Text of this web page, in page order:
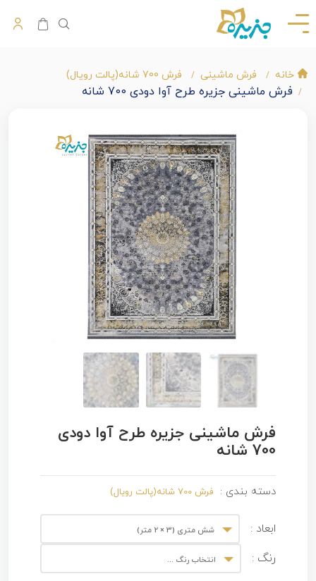
خانه فرش ماشینی فرش 700 شانه(پالت رویال)
فرش ماشینی جزیره طرح آوا دودی 700 شانه
فرش ماشینی جزیره طرح آوا دودی
700 شانه
دسته بندی : فرش 700 شانه(پالت رویال)
ابعاد : شش متری (3 × 2 متر)
رنگ : انتخاب رنگ ...